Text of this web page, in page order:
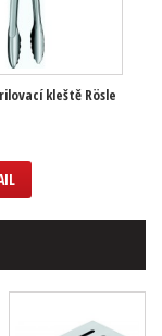
kleště Rösle